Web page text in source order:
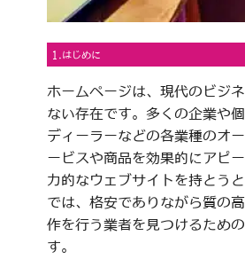
1.はじめに
ホームページは、現代のビジ
ない存在です。多くの企業や
ディーラーなどの各業種のオ
ービスや商品を効果的にアピ
力的なウェブサイトを持とう
では、格安でありながら質の
作を行う業者を見つけるため
す。